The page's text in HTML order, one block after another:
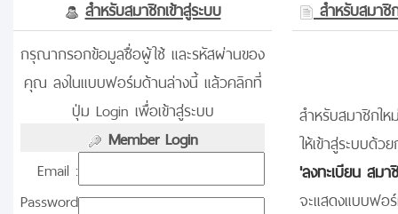
สำหรับสมาชิกเข้าสู่ระบบ
สำหรับสมาชิ
กรุณากรอกข้อมูลชื่อผู้ใช้ และรหัสผ่านของ
คุณ ลงในแบบฟอร์มด้านล่างนี้ แล้วคลิกที่
ปุ่ม Login เพื่อเข้าสู่ระบบ
Member Login
Email :
Password
สำหรับสมาชิกให
ให้เข้าสู่ระบบด้
'ลงทะเบียน สม
จะแสดงแบบฟอ